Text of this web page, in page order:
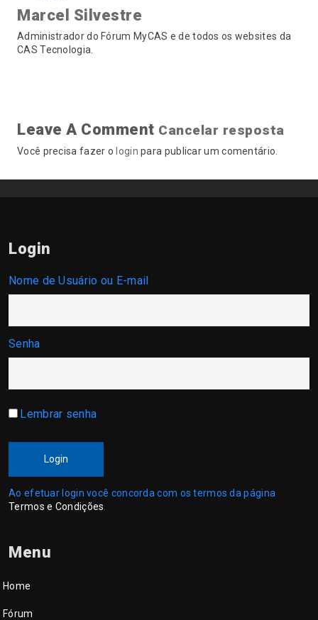
Marcel Silvestre
Administrador do Fórum MyCAS e de todos os websites da
CAS Tecnologia.
Leave A Comment Cancelar resposta
Você precisa fazer o login para publicar um comentário.
Login
Nome de Usuário ou E-mail
Senha
Lembrar senha
Login
Ao efetuar login você concorda com os termos da página
Termos e Condições
Menu
Home
Fórum